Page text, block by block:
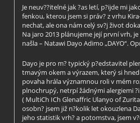
Je neuv??itelné jak ?as letí, p?ijde mi
fenkou, kterou jsem si práv? z vrhu
nechat, ale ona nám celý sv?j život
Na jaro 2013 plánujeme její první vrh,
našla – Natawi Dayo Adimo „DAYO“.
Dayo je pro m? typický p?edstavitel
tmavým okem a výrazem, který si
povaha hrála významnou roli v mém
plnochrupý, netrpí žádnými alergiemi
( MultiCh ICh Glenaffric Ulanyo of
osobn? jsem již n?kolik let okouzlena
jeho statistik vrh? a potomstva, jsem